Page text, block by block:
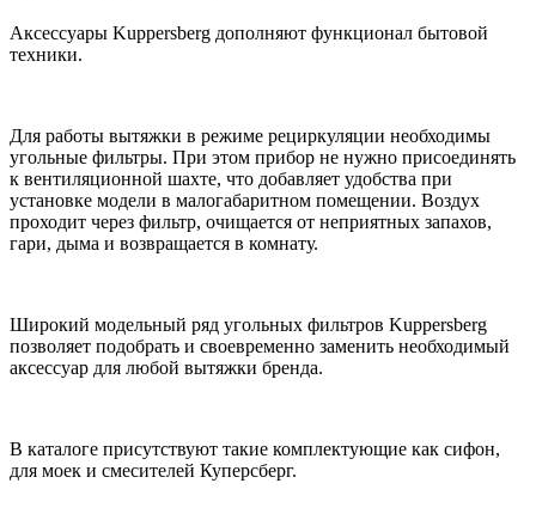
Аксессуары Kuppersberg дополняют функционал бытовой
техники.
Для работы вытяжки в режиме рециркуляции необходимы
угольные фильтры. При этом прибор не нужно присоединять
к вентиляционной шахте, что добавляет удобства при
установке модели в малогабаритном помещении. Воздух
проходит через фильтр, очищается от неприятных запахов,
гари, дыма и возвращается в комнату.
Широкий модельный ряд угольных фильтров Kuppersberg
позволяет подобрать и своевременно заменить необходимый
аксессуар для любой вытяжки бренда.
В каталоге присутствуют такие комплектующие как сифон,
для моек и смесителей Куперсберг.